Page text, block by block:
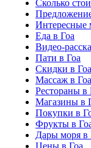
Сколько
Интересные
Еда в Гоа
Видео-
Пати в Гоа
Скидки в Гоа
Массаж в Гоа
Рестораны в
Магазины в
Покупки в
Фрукты в
Дары моря в